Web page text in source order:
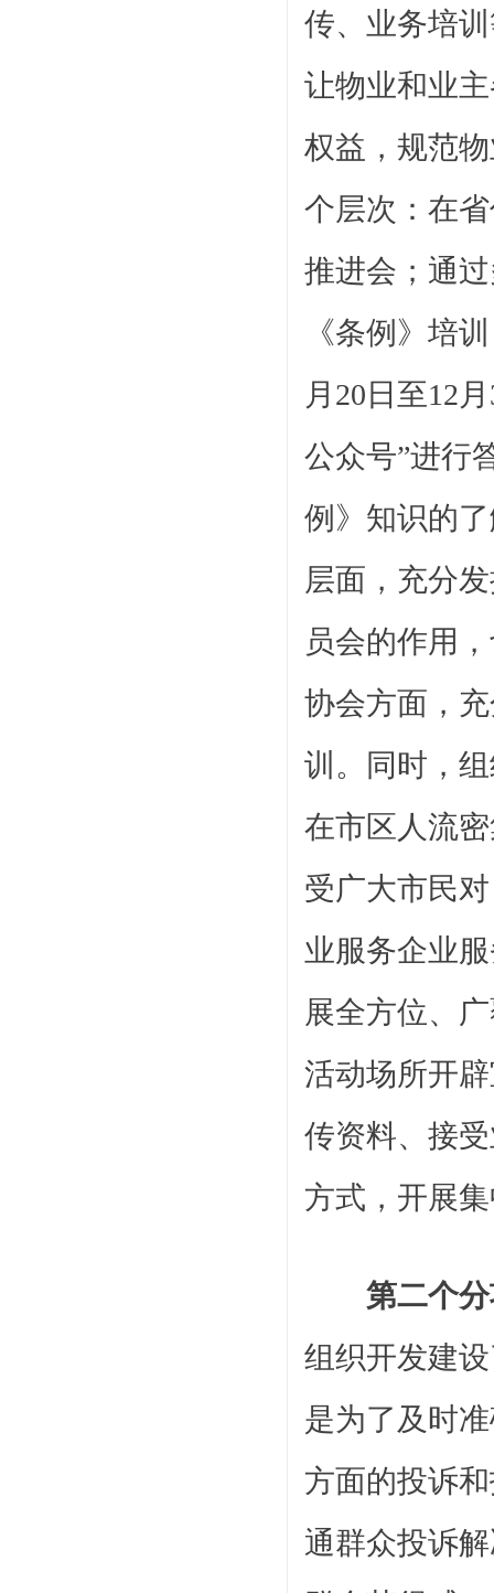
传、业务培
让物业和业
权益，规范
个层次：在
推进会；通
《条例》培
月20日至12
公众号”进行
例》知识的
层面，充分
员会的作用
协会方面，
训。同时，
在市区人流
受广大市民
业服务企业
展全方位、
活动场所开
传资料、接
方式，开展
第二个
组织开发建
是为了及时
方面的投诉
通群众投诉